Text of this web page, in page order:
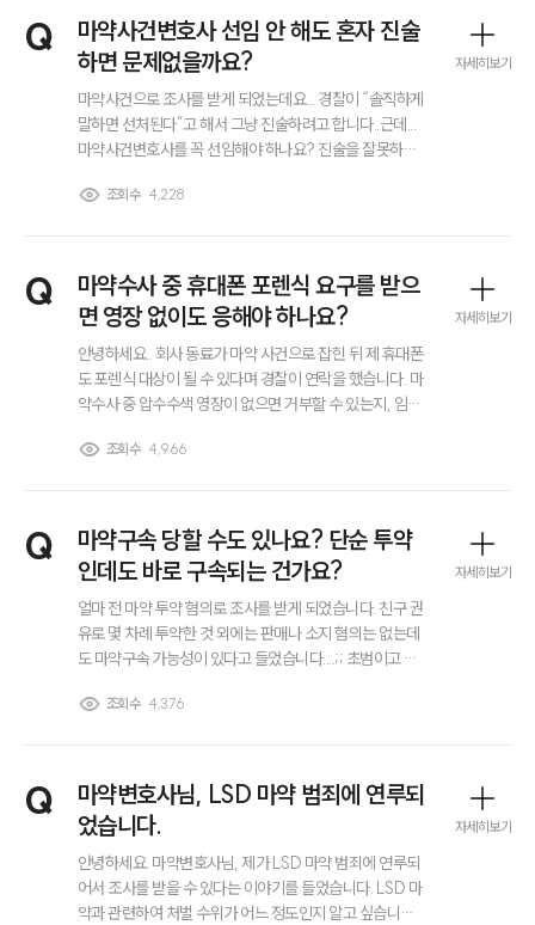
대륜의 강점
오시는 길
글로벌 파트너 로펌
고객의 소리
통합검색
AI대륜
사례분석/최신동향
이혼 법률정보
법률지식인
이혼소송·상담후기
이혼 양육비계산기
상간자위자료계산기
구성원 소개
Q
마약사건변호사 선임 안 해도 혼자 진술
하면 문제없을까요?
마약사건으로 조사를 받게 되었는데요... 경찰이 “솔직하게
말하면 선처된다”고 해서 그냥 진술하려고 합니다..근데...
마약사건변호사를 꼭 선임해야 하나요? 진술을 잘못하면
초범인데도 법적 조력이 필요한 상황인지 궁금합니다.
조회수 4,228
자세히보기
Q
마약수사 중 휴대폰 포렌식 요구를 받으
면 영장 없이도 응해야 하나요?
안녕하세요.. 회사 동료가 마약 사건으로 잡힌 뒤 제 휴대폰
도 포렌식 대상이 될 수 있다며 경찰이 연락을 했습니다. 마
약수사 중 압수수색 영장이 없으면 거부할 수 있는지, 임의
받으면 어떻게 해야 하는지 궁금합니다. 출석 전 꼭 알아둘
조회수 4,966
자세히보기
Q
마약구속 당할 수도 있나요? 단순 투약
인데도 바로 구속되는 건가요?
얼마 전 마약 투약 혐의로 조사를 받게 되었습니다. 친구 권
유로 몇 차례 투약한 것 외에는 판매나 소지 혐의는 없는데
도 마약구속 가능성이 있다고 들었습니다....;; 초범이고 반
준이 어떻게 되는지 궁금합니다.
조회수 4,376
자세히보기
Q
마약변호사님, LSD 마약 범죄에 연루되
었습니다.
안녕하세요. 마약변호사님, 제가 LSD 마약 범죄에 연루되
어서 조사를 받을 수 있다는 이야기를 들었습니다. LSD 마
약과 관련하여 처벌 수위가 어느 정도인지 알고 싶습니다.
자세히보기